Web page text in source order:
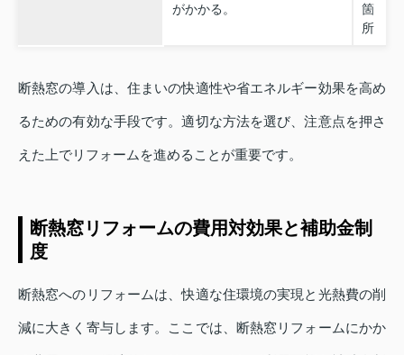
がかかる。
箇
所
断熱窓の導入は、住まいの快適性や省エネルギー効果を高め
るための有効な手段です。適切な方法を選び、注意点を押さ
えた上でリフォームを進めることが重要です。
断熱窓リフォームの費用対効果と補助金制
度
断熱窓へのリフォームは、快適な住環境の実現と光熱費の削
減に大きく寄与します。ここでは、断熱窓リフォームにかか